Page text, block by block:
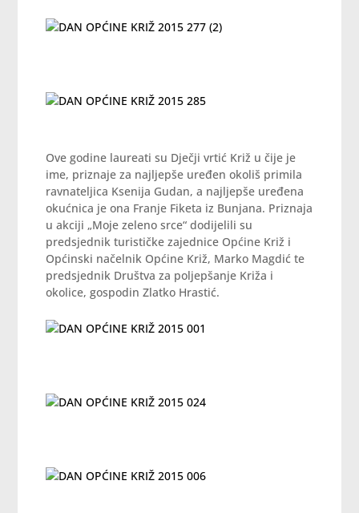
Ove godine laureati su Dječji vrtić Križ u čije je
ime, priznaje za najljepše uređen okoliš primila
ravnateljica Ksenija Gudan, a najljepše uređena
okućnica je ona Franje Fiketa iz Bunjana. Priznaja
u akciji „Moje zeleno srce“ dodijelili su
predsjednik turističke zajednice Općine Križ i
Općinski načelnik Općine Križ, Marko Magdić te
predsjednik Društva za poljepšanje Križa i
okolice, gospodin Zlatko Hrastić.